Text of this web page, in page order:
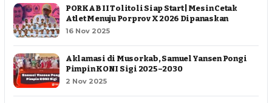
PORKAB II Tolitoli Siap Start | Mesin Cetak
Atlet Menuju Porprov X 2026 Dipanaskan
16 Nov 2025
Aklamasi di Musorkab, Samuel Yansen Pongi
Pimpin KONI Sigi 2025–2030
2 Nov 2025